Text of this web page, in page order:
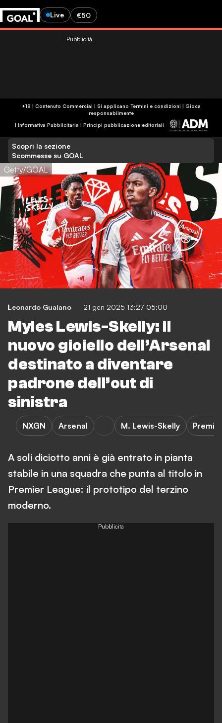
Live €50
Pubblicità
+18 | Contenuto Commercial | Si applicano Termini e condizioni | Gioca
responsabilmente
| Informativa Pubblicitaria | Principi pubblicazione editoriali
Scopri la sezione
Scommesse su GOAL
Getty/GOAL
Leonardo Gualano 21 gen 2025 13:27-05:00
Myles Lewis-Skelly: il
nuovo gioiello dell’Arsenal
destinato a diventare
padrone dell’out di
sinistra
NXGN Arsenal M. Lewis-Skelly
A soli diciotto anni è già entrato in pianta
stabile in una squadra che punta al titolo in
Premier League: il prototipo del terzino
moderno.
Pubblicità